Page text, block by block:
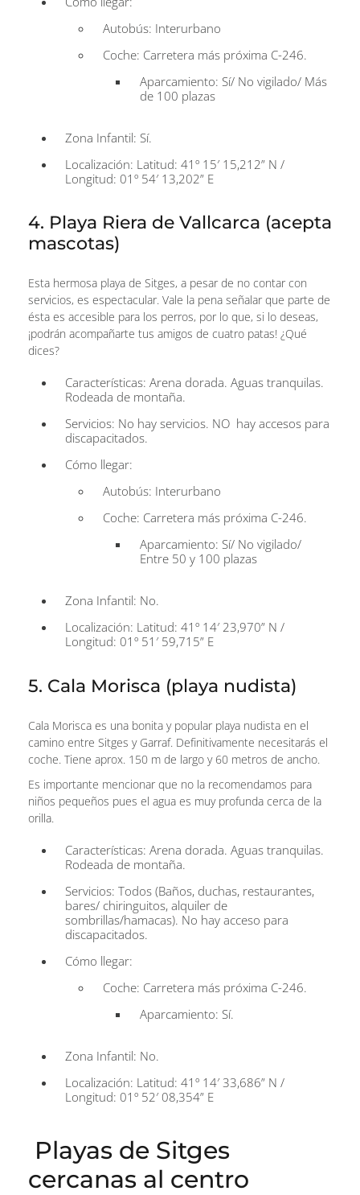
Autobús: Interurbano
Coche: Carretera más próxima C-246.
Aparcamiento: Sí/ No vigilado/ Más
de 100 plazas
Zona Infantil: Sí.
Localización: Latitud: 41º 15′ 15,212” N /
Longitud: 01º 54′ 13,202” E
4. Playa Riera de Vallcarca (acepta
mascotas)
Esta hermosa playa de Sitges, a pesar de no contar con
servicios, es espectacular. Vale la pena señalar que parte de
ésta es accesible para los perros, por lo que, si lo deseas,
¡podrán acompañarte tus amigos de cuatro patas! ¿Qué
dices?
Características: Arena dorada. Aguas tranquilas.
Rodeada de montaña.
Servicios: No hay servicios. NO hay accesos para
discapacitados.
Cómo llegar:
Autobús: Interurbano
Coche: Carretera más próxima C-246.
Aparcamiento: Sí/ No vigilado/
Entre 50 y 100 plazas
Zona Infantil: No.
Localización: Latitud: 41º 14′ 23,970” N /
Longitud: 01º 51′ 59,715” E
5. Cala Morisca (playa nudista)
Cala Morisca es una bonita y popular playa nudista en el
camino entre Sitges y Garraf. Definitivamente necesitarás el
coche. Tiene aprox. 150 m de largo y 60 metros de ancho.
Es importante mencionar que no la recomendamos para
niños pequeños pues el agua es muy profunda cerca de la
orilla.
Características: Arena dorada. Aguas tranquilas.
Rodeada de montaña.
Servicios: Todos (Baños, duchas, restaurantes,
bares/ chiringuitos, alquiler de
sombrillas/hamacas). No hay acceso para
discapacitados.
Cómo llegar:
Coche: Carretera más próxima C-246.
Aparcamiento: Sí.
Zona Infantil: No.
Localización: Latitud: 41º 14′ 33,686” N /
Longitud: 01º 52′ 08,354” E
Playas de Sitges
cercanas al centro